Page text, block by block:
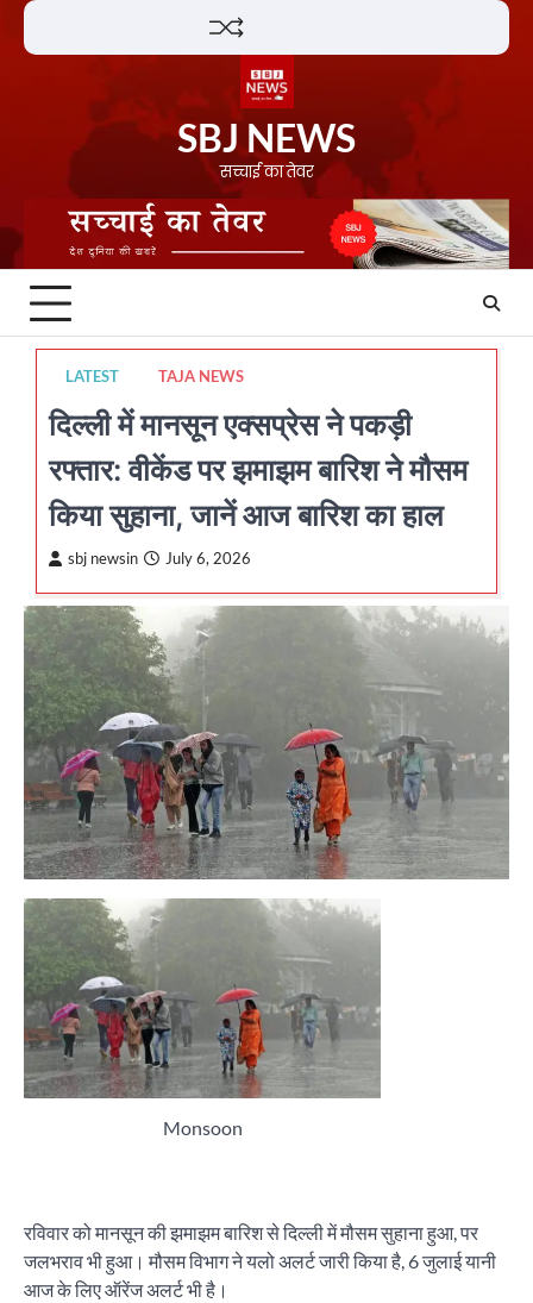
Skip
SBJ NEWS
सच्चाई का तेवर
LATEST TAJA NEWS
दिल्ली में मानसून एक्सप्रेस ने पकड़ी
रफ्तार: वीकेंड पर झमाझम बारिश ने मौसम
किया सुहाना, जानें आज बारिश का हाल
sbj newsin July 6, 2026
Monsoon
रविवार को मानसून की झमाझम बारिश से दिल्ली में मौसम सुहाना हुआ, पर
जलभराव भी हुआ। मौसम विभाग ने यलो अलर्ट जारी किया है, 6 जुलाई यानी
आज के लिए ऑरेंज अलर्ट भी है।